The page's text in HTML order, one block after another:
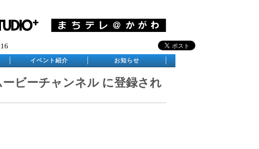
イベント紹介 お知らせ
ービーチャンネル に登録され